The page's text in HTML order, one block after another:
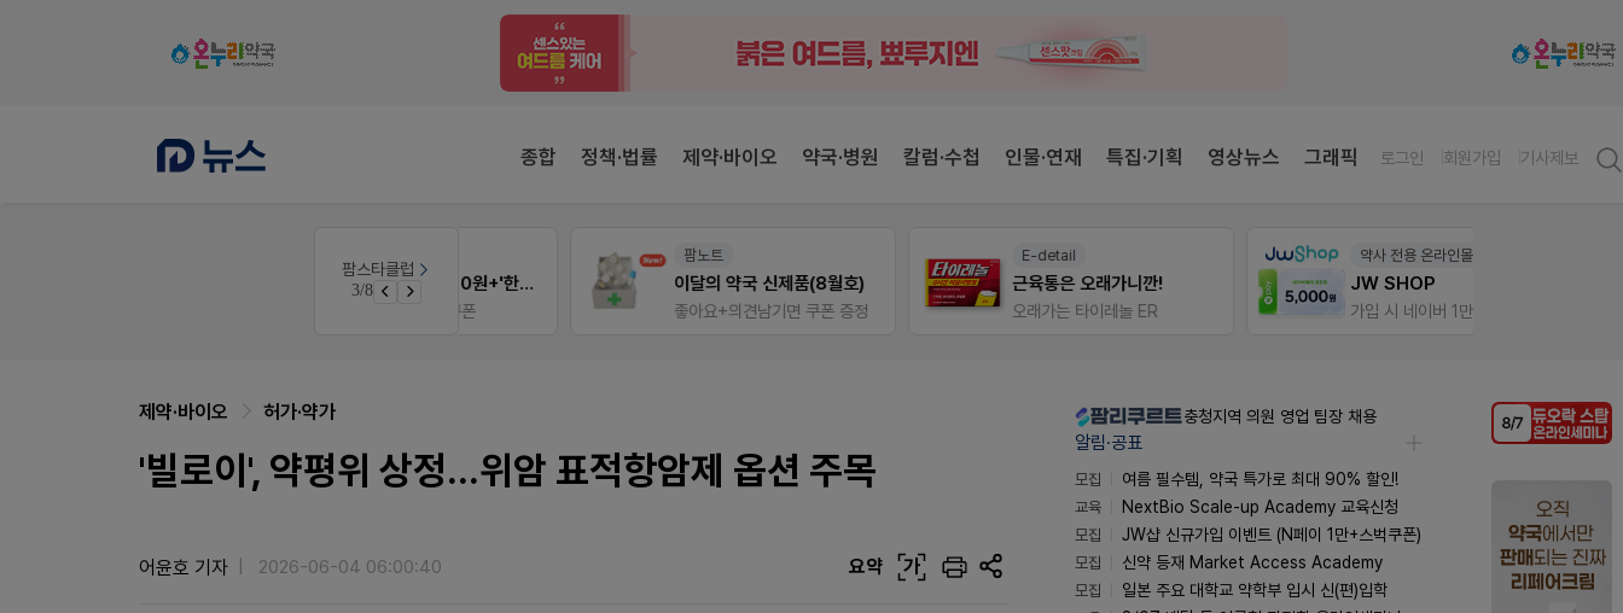
종합 정책·법률 제약·바이오 약국·병원 칼럼·수첩 인물·연재 특집·기획 영상뉴스 그래픽 로그인 회원가입 기사제보
팜스타클럽
3/8 약국 첫 채용공고 0원+'한번 더' 무료 연장
팜노트
이달의 약국 신제품(8월호)
좋아요+의견남기면 쿠폰 증정
E-detail
근육통은 오래가니깐!
오래가는 타이레놀 ER
약사 전용 온라인몰
JW SHOP
가입 시 네이버 1만포인트 + 스벅쿠폰
제약·바이오 허가·약가
'빌로이', 약평위 상정...위암 표적항암제 옵션 주목
어윤호 기자 2026-06-04 06:00:40 요약 가
충청지역 의원 영업 팀장 채용
알림·공표
모집
여름 필수템, 약국 특가로 최대 90% 할인!
교육
NextBio Scale-up Academy 교육신청
모집
JW샵 신규가입 이벤트 (N페이 1만+스벅쿠폰)
모집
신약 등재 Market Access Academy
모집
일본 주요 대학교 약학부 입시 신(편)입학